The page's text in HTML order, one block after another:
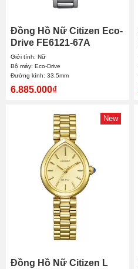
Đồng Hồ Nữ Citizen Eco-
Drive FE6121-67A
33.5mm
Giới tính: Nữ
Bộ máy: Eco-Drive
Đường kính: 33.5mm
6.885.000₫
New
Đồng Hồ Nữ Citizen L